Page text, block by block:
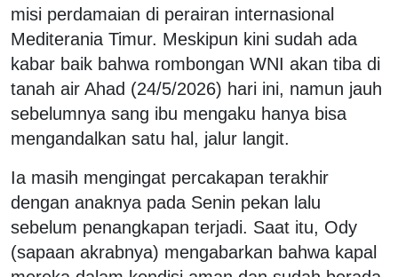
misi perdamaian di perairan internasional
Mediterania Timur. Meskipun kini sudah ada
kabar baik bahwa rombongan WNI akan tiba di
tanah air Ahad (24/5/2026) hari ini, namun jauh
sebelumnya sang ibu mengaku hanya bisa
mengandalkan satu hal, jalur langit.
Ia masih mengingat percakapan terakhir
dengan anaknya pada Senin pekan lalu
sebelum penangkapan terjadi. Saat itu, Ody
(sapaan akrabnya) mengabarkan bahwa kapal